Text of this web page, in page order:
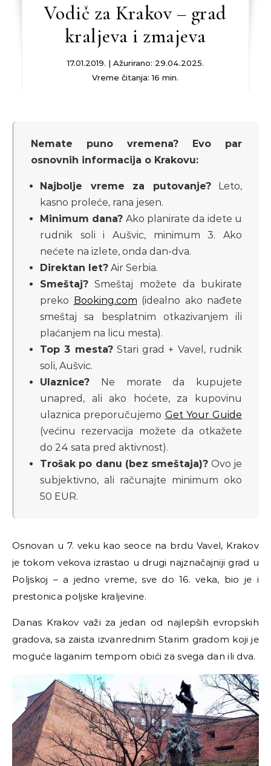
Vodič za Krakov – grad
kraljeva i zmajeva
17.01.2019. | Ažurirano: 29.04.2025.
Vreme čitanja: 16 min.
Nemate puno vremena? Evo par
osnovnih informacija o Krakovu:
Najbolje vreme za putovanje?Leto,
kasno proleće, rana jesen.
Minimum dana? Ako planirate da idete u
rudnik soli i Aušvic, minimum 3. Ako
nećete na izlete, onda dan-dva.
Direktan let? Air Serbia.
Smeštaj? Smeštaj možete da bukirate
preko Booking.com (idealno ako nađete
smeštaj sa besplatnim otkazivanjem ili
plaćanjem na licu mesta).
Top 3 mesta?Stari grad + Vavel, rudnik
soli, Aušvic.
Ulaznice? Ne morate da kupujete
unapred, ali ako hoćete, za kupovinu
ulaznica preporučujemo Get Your Guide
(većinu rezervacija možete da otkažete
do 24 sata pred aktivnost).
Trošak po danu (bez smeštaja)? Ovo je
subjektivno, ali računajte minimum oko
50 EUR.
Osnovan u 7. veku kao seoce na brdu Vavel, Krakov
je tokom vekova izrastao u drugi najznačajniji grad u
Poljskoj – a jedno vreme, sve do 16. veka, bio je i
prestonica poljske kraljevine.
Danas Krakov važi za jedan od najlepših evropskih
gradova, sa zaista izvanrednim Starim gradom koji je
moguće laganim tempom obići za svega dan ili dva.